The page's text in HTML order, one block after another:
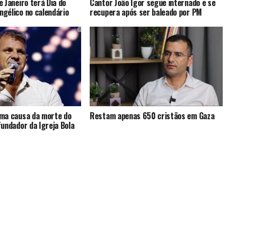
Janeiro terá Dia do
no calendário
Cantor João Igor segue internado e se
recupera após ser baleado por PM
causa da morte do
da Igreja Bola
Restam apenas 650 cristãos em Gaza